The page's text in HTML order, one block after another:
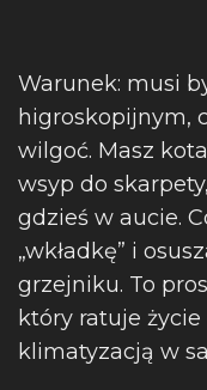
Warunek: musi
higroskopijnym,
wilgoć. Masz
wsyp do
gdzieś w aucie.
„wkładkę” i
grzejniku. To
który ratuje
klimatyzacją w